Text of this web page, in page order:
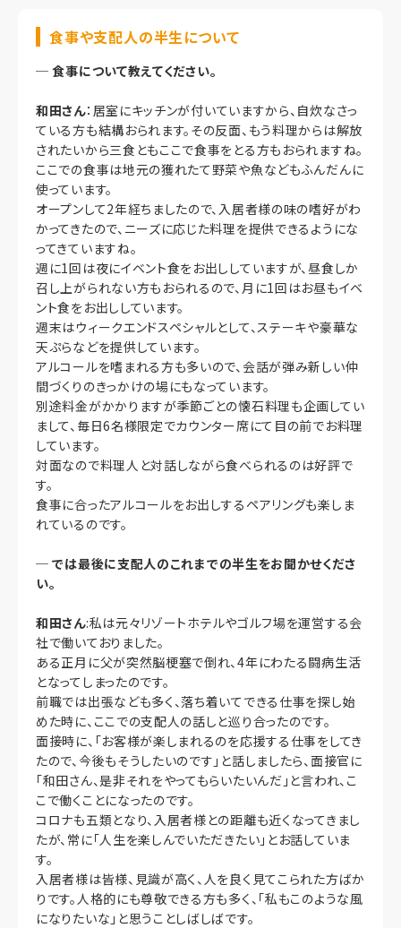
食事や支配人の半生について
─食事について教えてください。
和田さん：居室にキッチンが付いていますから、自炊なさっ
ている方も結構おられます。その反面、もう料理からは解放
されたいから三食ともここで食事をとる方もおられますね。
ここでの食事は地元の獲れたて野菜や魚などもふんだんに
使っています。
オープンして2年経ちましたので、入居者様の味の嗜好がわ
かってきたので、ニーズに応じた料理を提供できるようにな
ってきていますね。
週に1回は夜にイベント食をお出ししていますが、昼食しか
召し上がられない方もおられるので、月に1回はお昼もイベ
ント食をお出ししています。
週末はウィークエンドスペシャルとして、ステーキや豪華な
天ぷらなどを提供しています。
アルコールを嗜まれる方も多いので、会話が弾み新しい仲
間づくりのきっかけの場にもなっています。
別途料金がかかりますが季節ごとの懐石料理も企画してい
まして、毎日6名様限定でカウンター席にて目の前でお料理
しています。
対面なので料理人と対話しながら食べられるのは好評で
す。
食事に合ったアルコールをお出しするペアリングも楽しま
れているのです。
─では最後に支配人のこれまでの半生をお聞かせくださ
い。
和田さん:私は元々リゾートホテルやゴルフ場を運営する会
社で働いておりました。
ある正月に父が突然脳梗塞で倒れ、4年にわたる闘病生活
となってしまったのです。
前職では出張なども多く、落ち着いてできる仕事を探し始
めた時に、ここでの支配人の話しと巡り合ったのです。
面接時に、「お客様が楽しまれるのを応援する仕事をしてき
たので、今後もそうしたいのです」と話しましたら、面接官に
「和田さん、是非それをやってもらいたいんだ」と言われ、こ
こで働くことになったのです。
コロナも五類となり、入居者様との距離も近くなってきまし
たが、常に「人生を楽しんでいただきたい」とお話していま
す。
入居者様は皆様、見識が高く、人を良く見てこられた方ばか
りです。人格的にも尊敬できる方も多く、「私もこのような風
になりたいな」と思うことしばしばです。